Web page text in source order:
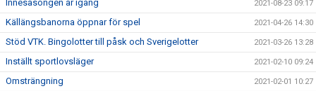
Innesäsongen är igång 2021-08-23 09:17
Källängsbanorna öppnar för spel 2021-04-26 14:30
Stöd VTK. Bingolotter till påsk och Sverigelotter 2021-03-26 13:28
Inställt sportlovsläger 2021-02-10 09:24
Omsträngning 2021-02-01 10:27